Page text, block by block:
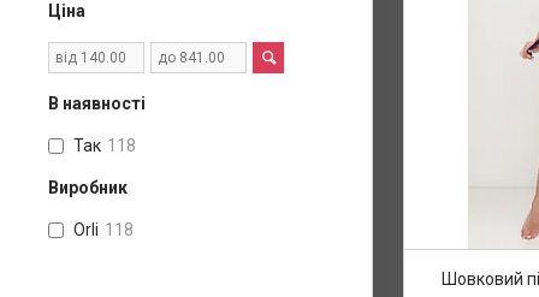
Ціна
В наявності
Так 118
Виробник
Orli 118
Шовковий